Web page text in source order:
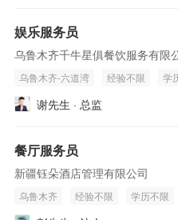
娱乐服务员
乌鲁木齐千牛星俱餐饮服务有限
乌鲁木齐-六道湾 经验不限 学
谢先生 · 总监
餐厅服务员
新疆钰朵酒店管理有限公司
乌鲁木齐 经验不限 学历不限